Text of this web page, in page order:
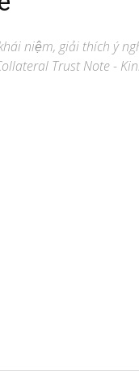
niệm, giải thích ý
Trust Note -